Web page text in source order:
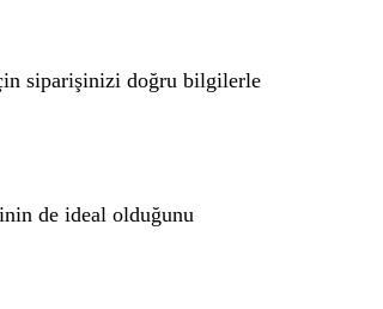
siparişinizi doğru bilgilerle
de ideal olduğunu